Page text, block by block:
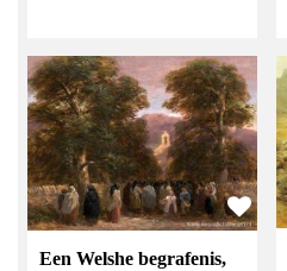
Een Welshe begrafenis,